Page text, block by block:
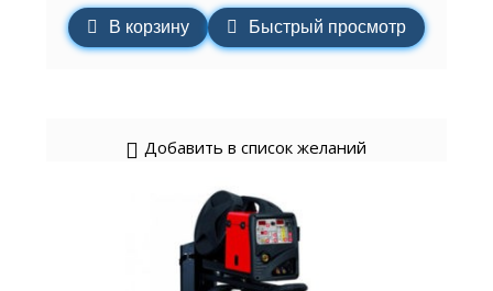
В корзину Быстрый просмотр
Добавить в список желаний